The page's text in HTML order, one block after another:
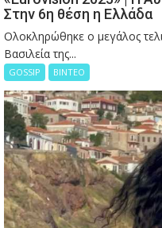
Στην 6η θέση η Ελλάδα
Ολοκληρώθηκε ο μεγάλος
Βασιλεία της...
GOSSIP ΒΙΝΤΕΟ